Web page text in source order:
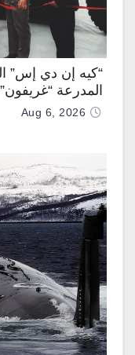
“كيه إن دي إس”
المدرعة “غريفون” رقم 1000
Aug 6, 2026